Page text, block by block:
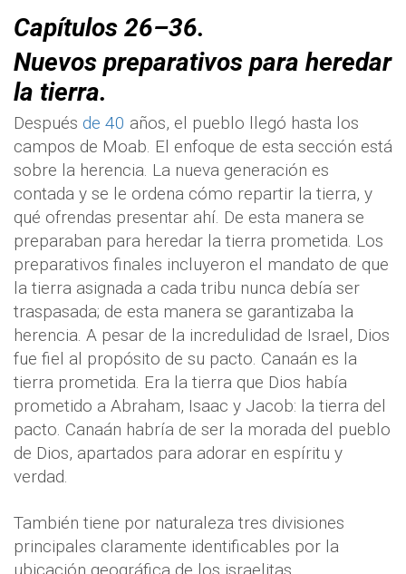
Capítulos 26–36.
Nuevos preparativos para heredar
la tierra.
Después de 40 años, el pueblo llegó hasta los
campos de Moab. El enfoque de esta sección está
sobre la herencia. La nueva generación es
contada y se le ordena cómo repartir la tierra, y
qué ofrendas presentar ahí. De esta manera se
preparaban para heredar la tierra prometida. Los
preparativos finales incluyeron el mandato de que
la tierra asignada a cada tribu nunca debía ser
traspasada; de esta manera se garantizaba la
herencia. A pesar de la incredulidad de Israel, Dios
fue fiel al propósito de su pacto. Canaán es la
tierra prometida. Era la tierra que Dios había
prometido a Abraham, Isaac y Jacob: la tierra del
pacto. Canaán habría de ser la morada del pueblo
de Dios, apartados para adorar en espíritu y
verdad.
También tiene por naturaleza tres divisiones
principales claramente identificables por la